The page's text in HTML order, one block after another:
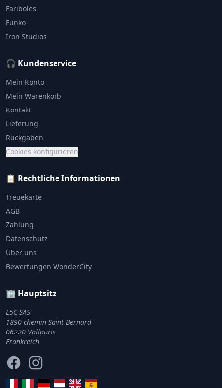
Fariboles
Funko
Iron Studios
🎧 Kundenservice
Mein Konto
Mein Warenkorb
Kontakt
Lieferung
Rückgaben
Cookies konfigurieren
📋 Rechtliche Informationen
Treuekarte
AGB
Zahlung
Datenschutz
Über uns
Bewertungen WonderCity
🏢 Hauptsitz
L5C SAS
1890 chemin Saint Bernard
06220 Vallauris
Frankreich
FacebookInstagram